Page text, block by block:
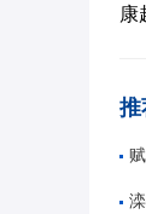
康
推
赋
滦